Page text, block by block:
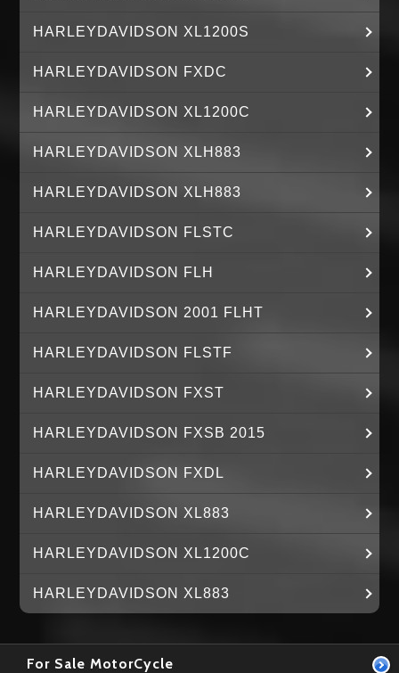
HARLEYDAVIDSON XL1200S
HARLEYDAVIDSON FXDC
HARLEYDAVIDSON XL1200C
HARLEYDAVIDSON XLH883
HARLEYDAVIDSON XLH883
HARLEYDAVIDSON FLSTC
HARLEYDAVIDSON FLH
HARLEYDAVIDSON 2001 FLHT
HARLEYDAVIDSON FLSTF
HARLEYDAVIDSON FXST
HARLEYDAVIDSON FXSB 2015
HARLEYDAVIDSON FXDL
HARLEYDAVIDSON XL883
HARLEYDAVIDSON XL1200C
HARLEYDAVIDSON XL883
For Sale MotorCycle